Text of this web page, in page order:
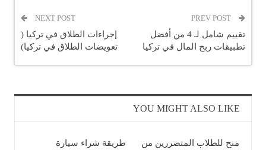
تقييم شامل لـ 4 من أفضل
تطبيقات ربح المال في تركيا
NEXT POST
إجراءات الطلاق في تركيا (
تعويضات الطلاق في تركيا)
YOU MIGHT ALSO LIKE
منح للطلاب المتضررين من طريقة شراء سيارة